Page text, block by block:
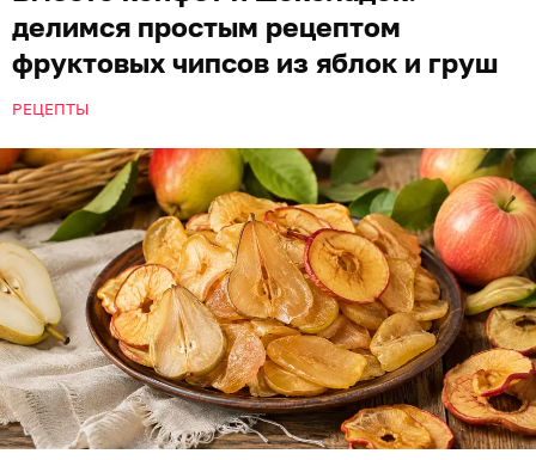
делимся простым рецептом
фруктовых чипсов из яблок и груш
РЕЦЕПТЫ